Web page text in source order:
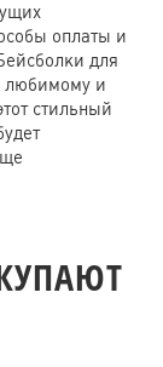
оплаты и
для
любимому и
стильный